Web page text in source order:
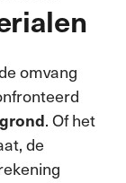
omvang
. Of het
de